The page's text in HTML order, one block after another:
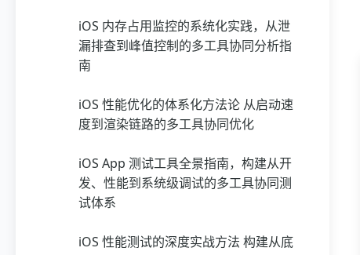
iOS 内存占用监控的系统化实践，从泄
漏排查到峰值控制的多工具协同分析指
南
iOS 性能优化的体系化方法论 从启动速
度到渲染链路的多工具协同优化
iOS App 测试工具全景指南，构建从开
发、性能到系统级调试的多工具协同测
试体系
iOS 性能测试的深度实战方法 构建从底